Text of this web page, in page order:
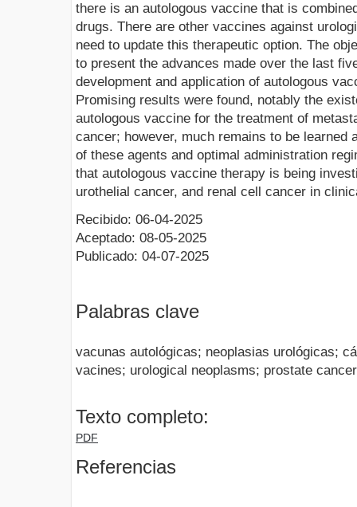
there is an autologous vaccine that is
drugs. There are other vaccines against
need to update this therapeutic option. The
to present the advances made over the last
development and application of autologous
Promising results were found, notably the
autologous vaccine for the treatment of
cancer; however, much remains to be learned
of these agents and optimal administration
that autologous vaccine therapy is being
urothelial cancer, and renal cell cancer in
Recibido: 06-04-2025
Aceptado: 08-05-2025
Publicado: 04-07-2025
Palabras clave
vacunas autológicas; neoplasias urológicas;
vacines; urological neoplasms; prostate
Texto completo:
PDF
Referencias